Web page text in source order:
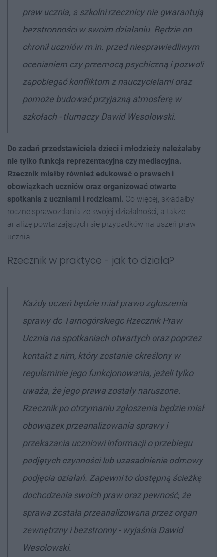
praw ucznia, a szkolni rzecznicy nie gwarantują
bezstronności w swoim działaniu. Będzie on
chronił uczniów m.in. przed niesprawiedliwym
ocenianiem czy przemocą psychiczną i pozwoli
zapobiegać konfliktom z nauczycielami oraz
pomoże budować przyjazną atmosferę w
szkołach - tłumaczy Dawid Wesołowski.
Do zadań przedstawiciela dzieci i młodzieży należałaby
nie tylko funkcja reprezentacyjna czy mediacyjna.
Rzecznik miałby również edukować o prawach i
obowiązkach uczniów oraz organizować otwarte
spotkania z uczniami i rodzicami. Co więcej, składałby
roczne sprawozdania ze swojej działalności, a także
analizę powtarzających się przypadków naruszeń praw
ucznia.
Rzecznik w praktyce - jak to działa?
Każdy uczeń będzie miał prawo zgłoszenia
sprawy do Tarnogórskiego Rzecznik Praw
Ucznia na spotkaniach otwartych oraz poprzez
kontakt z nim, który zostanie określony w
regulaminie jego funkcjonowania, jeżeli tylko
uważa, że jego prawa zostały naruszone.
Rzecznik po otrzymaniu zgłoszenia będzie miał
obowiązek przeanalizowania sprawy i
przekazania uczniowi informacji o przebiegu
podjętych czynności lub uzasadnienie odmowy
podjęcia działań. Zapewni to dostępną ścieżkę
dochodzenia swoich praw oraz pewność, że
sprawa została przeanalizowana przez organ
zewnętrzny i bezstronny - wyjaśnia Dawid
Wesołowski.